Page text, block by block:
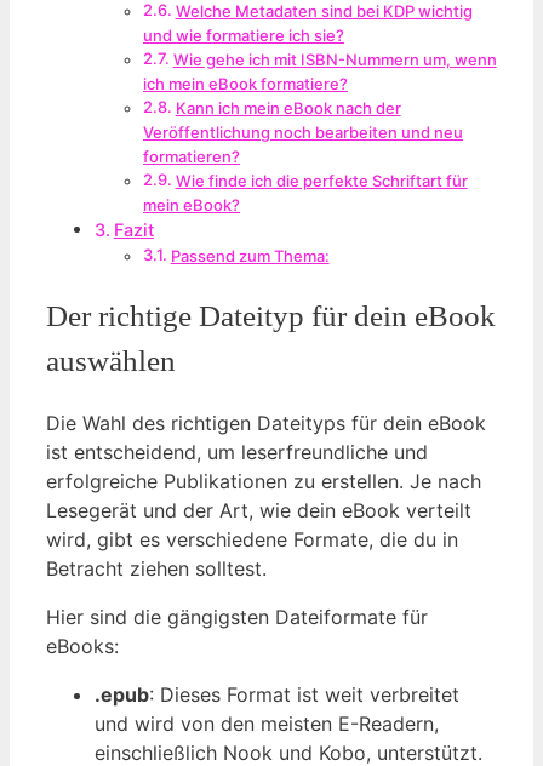
Welche Metadaten sind bei KDP wichtig
und wie formatiere ich sie?
Wie gehe ich mit ISBN-Nummern um, wenn
ich mein eBook formatiere?
Kann ich mein eBook nach der
Veröffentlichung noch bearbeiten und neu
formatieren?
Wie finde ich die perfekte Schriftart für
mein eBook?
Fazit
Passend zum Thema:
Der richtige Dateityp für dein eBook
auswählen
Die Wahl des richtigen Dateityps für dein eBook
ist entscheidend, um leserfreundliche und
erfolgreiche Publikationen zu erstellen. Je nach
Lesegerät und der Art, wie dein eBook verteilt
wird, gibt es verschiedene Formate, die du in
Betracht ziehen solltest.
Hier sind die gängigsten Dateiformate für
eBooks:
.epub: Dieses Format ist weit verbreitet
und wird von den meisten E-Readern,
einschließlich Nook und Kobo, unterstützt.